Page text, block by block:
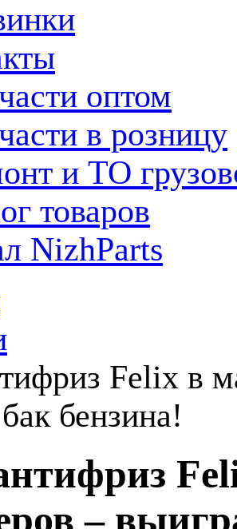
оптом
в розницу
и ТО
товаров
NizhParts
Felix в
бензина!
–